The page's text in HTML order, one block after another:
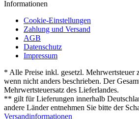
Informationen
Cookie-Einstellungen
Zahlung und Versand
AGB
Datenschutz
Impressum
* Alle Preise inkl. gesetzl. Mehrwertsteuer
wenn nicht anders beschrieben. Der
Mehrwertsteuersatz des Lieferlandes.
** gilt für Lieferungen innerhalb
andere Länder entnehmen Sie bitte der
Versandinformationen